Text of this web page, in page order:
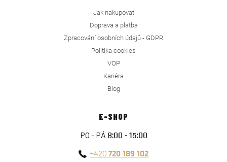
Jak nakupovat
Doprava a platba
Zpracování osobních údajů - GDPR
Politika cookies
VOP
Kariéra
Blog
E-SHOP
PO - PÁ 8:00 - 15:00
+420 720 189 102